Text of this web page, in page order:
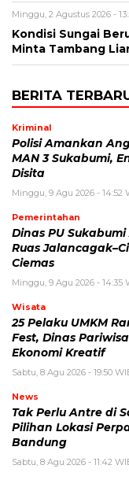
Minggu, 2 Agustus 2026 -
Kondisi Sungai
Minta Tambang
BERITA
Kriminal
Polisi Amankan
MAN 3 Sukabumi,
Disita
Minggu, 9 Agu 2026 - 14:52
Pemerintahan
Dinas PU
Ruas
Ciemas
Minggu, 9 Agu 2026 - 14:35
Wisata
25 Pelaku UMKM
Fest, Dinas
Ekonomi Kreatif
Sabtu, 8 Agu 2026 - 19:50
News
Tak Perlu Antre di
Pilihan Lokasi
Bandung
Sabtu, 8 Agu 2026 - 11:42